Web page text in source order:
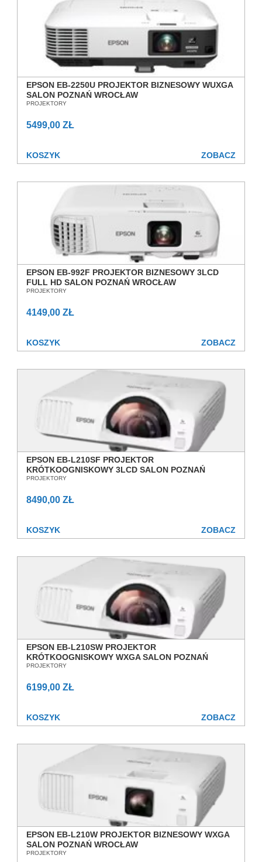
EPSON EB-2250U PROJEKTOR BIZNESOWY WUXGA
SALON POZNAŃ WROCŁAW
PROJEKTORY
5499,00 ZŁ
KOSZYK ZOBACZ
EPSON EB-992F PROJEKTOR BIZNESOWY 3LCD
FULL HD SALON POZNAŃ WROCŁAW
PROJEKTORY
4149,00 ZŁ
KOSZYK ZOBACZ
EPSON EB-L210SF PROJEKTOR
KRÓTKOOGNISKOWY 3LCD SALON POZNAŃ
WROCŁAW
PROJEKTORY
8490,00 ZŁ
KOSZYK ZOBACZ
EPSON EB-L210SW PROJEKTOR
KRÓTKOOGNISKOWY WXGA SALON POZNAŃ
WROCŁAW
PROJEKTORY
6199,00 ZŁ
KOSZYK ZOBACZ
EPSON EB‑L210W PROJEKTOR BIZNESOWY WXGA
SALON POZNAŃ WROCŁAW
PROJEKTORY